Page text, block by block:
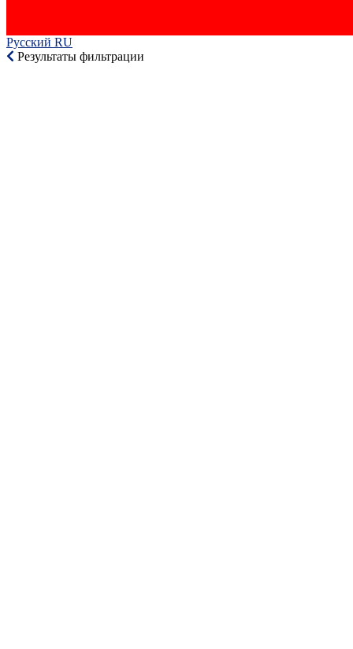
Русский RU‎
Результаты фильтрации